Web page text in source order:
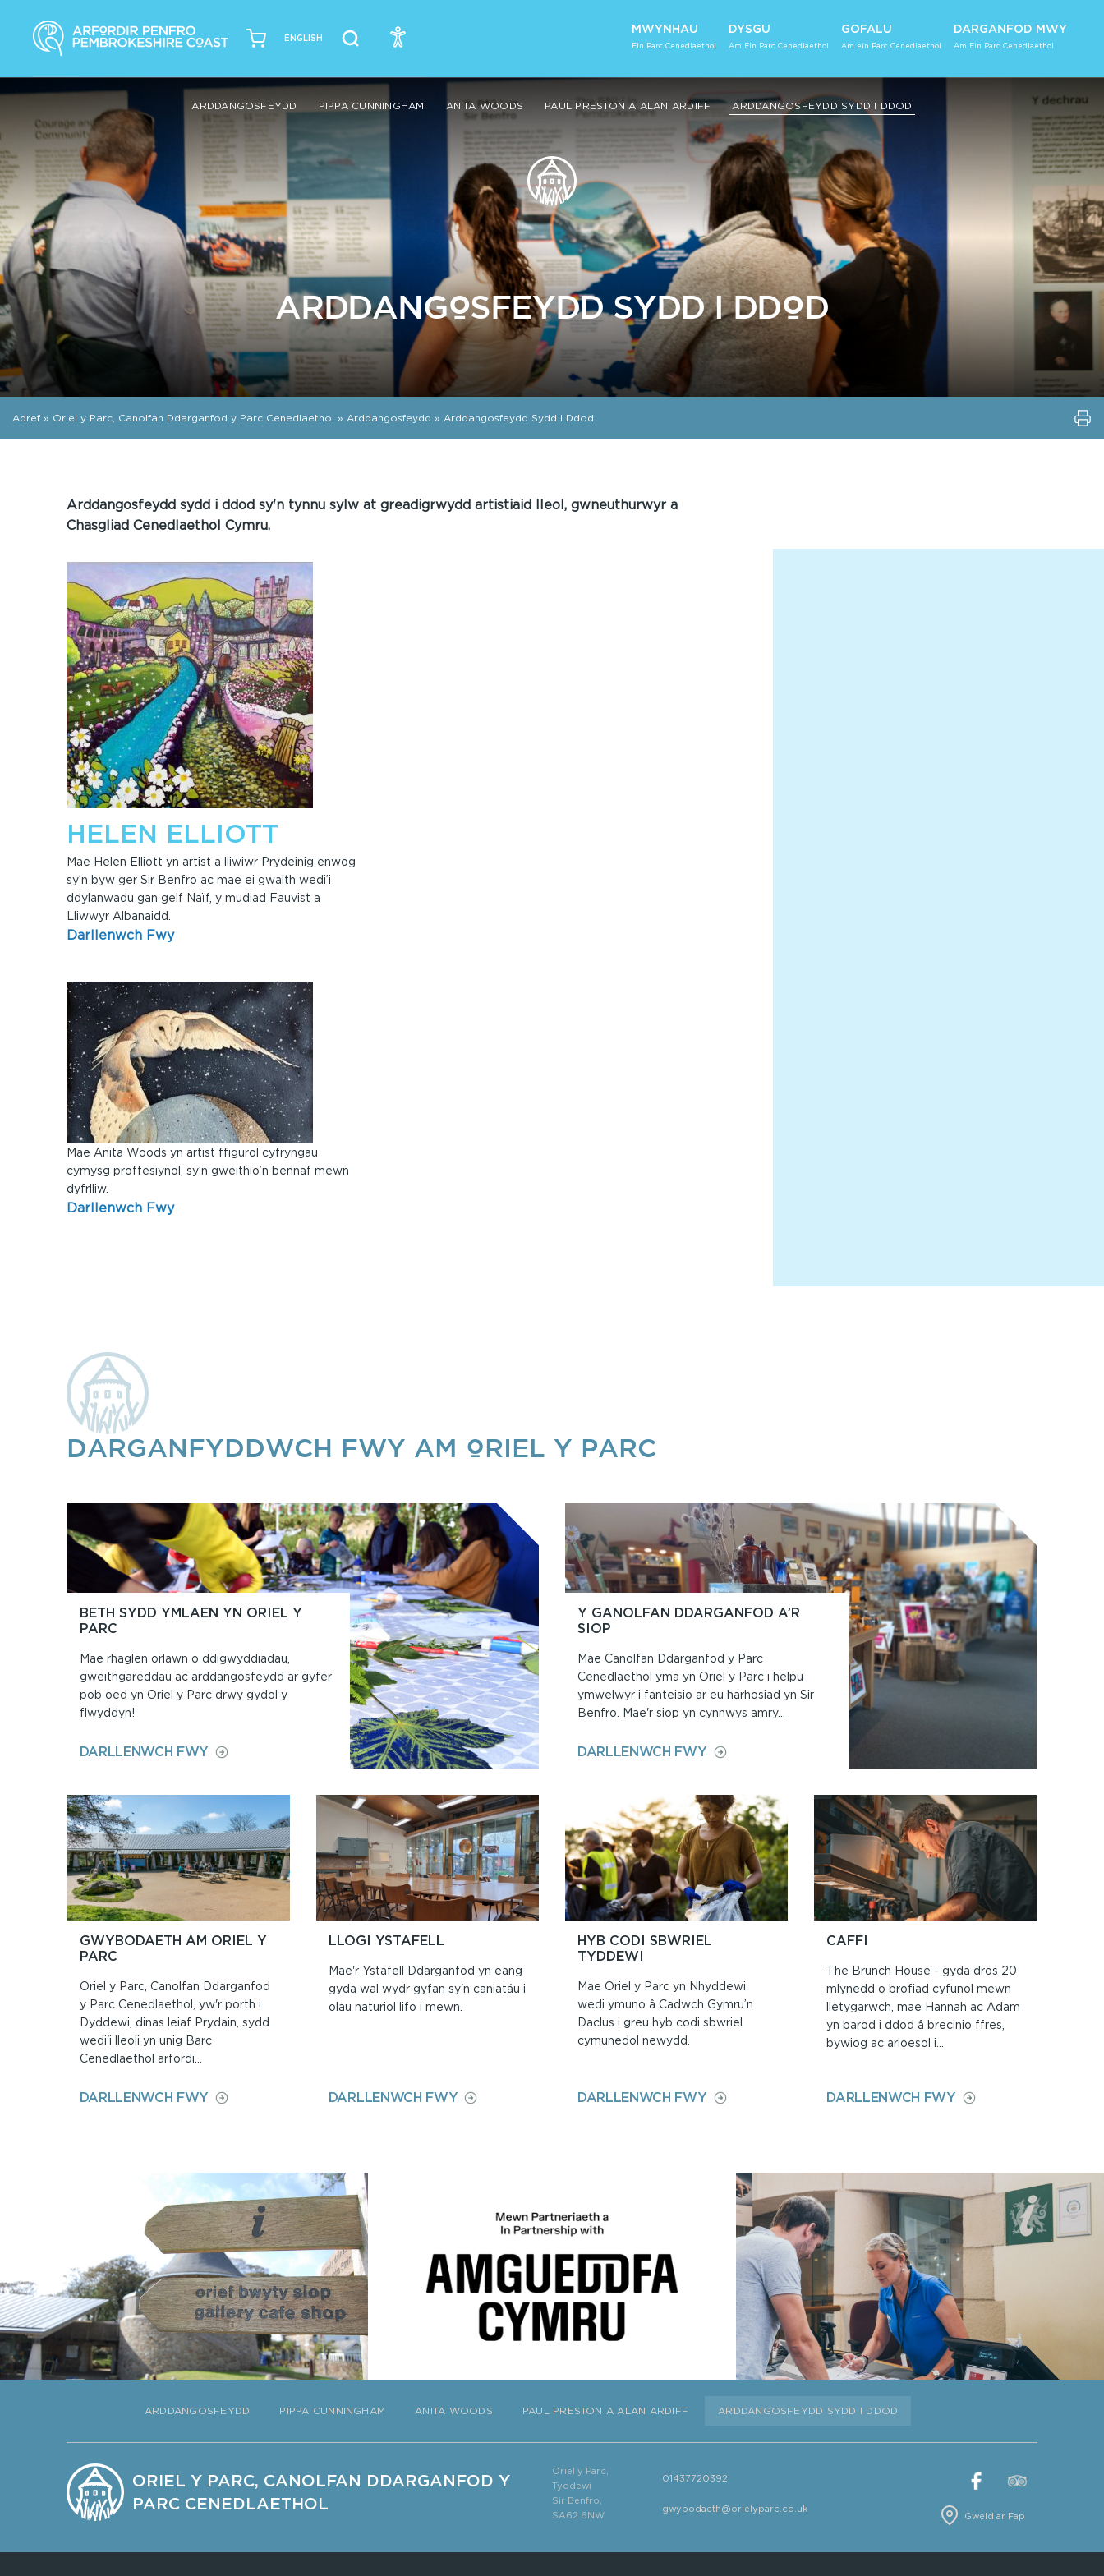
ENGLISH
MWYNHAU
Ein Parc Cenedlaethol
DYSGU
Am Ein Parc Cenedlaethol
GOFALU
Am ein Parc Cenedlaethol
DARGANFOD MWY
Am Ein Parc Cenedlaethol
ARDDANGOSFEYDD PIPPA CUNNINGHAM ANITA WOODS PAUL PRESTON A ALAN ARDIFF ARDDANGOSFEYDD SYDD I DDOD
ARDDANGOSFEYDD SYDD I DDOD
Adref » Oriel y Parc, Canolfan Ddarganfod y Parc Cenedlaethol » Arddangosfeydd » Arddangosfeydd Sydd i Ddod
Arddangosfeydd sydd i ddod sy'n tynnu sylw at greadigrwydd artistiaid lleol, gwneuthurwyr a
Chasgliad Cenedlaethol Cymru.
HELEN ELLIOTT
Mae Helen Elliott yn artist a lliwiwr Prydeinig enwog
sy’n byw ger Sir Benfro ac mae ei gwaith wedi’i
ddylanwadu gan gelf Naïf, y mudiad Fauvist a
Lliwwyr Albanaidd.
Darllenwch Fwy
Mae Anita Woods yn artist ffigurol cyfryngau
cymysg proffesiynol, sy’n gweithio’n bennaf mewn
dyfrlliw.
Darllenwch Fwy
DARGANFYDDWCH FWY AM ORIEL Y PARC
BETH SYDD YMLAEN YN ORIEL Y
PARC
Mae rhaglen orlawn o ddigwyddiadau,
gweithgareddau ac arddangosfeydd ar gyfer
pob oed yn Oriel y Parc drwy gydol y
flwyddyn!
DARLLENWCH FWY ON
YMLAEN
YN
ORIEL
Y
PARC
Y GANOLFAN DDARGANFOD A’R
SIOP
Mae Canolfan Ddarganfod y Parc
Cenedlaethol yma yn Oriel y Parc i helpu
ymwelwyr i fanteisio ar eu harhosiad yn Sir
Benfro. Mae'r siop yn cynnwys amry...
DARLLENWCH FWYON
DDARGANFOD
A’R
SIOP
GWYBODAETH AM ORIEL Y
PARC
Oriel y Parc, Canolfan Ddarganfod
y Parc Cenedlaethol, yw'r porth i
Dyddewi, dinas leiaf Prydain, sydd
wedi'i lleoli yn unig Barc
Cenedlaethol arfordi...
DARLLENWCH FWY ON
PARC
LLOGI YSTAFELL
Mae'r Ystafell Ddarganfod yn eang
gyda wal wydr gyfan sy'n caniatáu i
olau naturiol lifo i mewn.
DARLLENWCH FWYON
HYB CODI SBWRIEL
TYDDEWI
Mae Oriel y Parc yn Nhyddewi
wedi ymuno â Cadwch Gymru’n
Daclus i greu hyb codi sbwriel
cymunedol newydd.
DARLLENWCH FWYON
CAFFI
The Brunch House - gyda dros 20
mlynedd o brofiad cyfunol mewn
lletygarwch, mae Hannah ac Adam
yn barod i ddod â brecinio ffres,
bywiog ac arloesol i...
DARLLENWCH FWYON
ARDDANGOSFEYDD PIPPA CUNNINGHAM ANITA WOODS PAUL PRESTON A ALAN ARDIFF ARDDANGOSFEYDD SYDD I DDOD
ORIEL Y PARC, CANOLFAN DDARGANFOD Y
PARC CENEDLAETHOL
Oriel y Parc,
Tyddewi
Sir Benfro,
SA62 6NW
01437720392
gwybodaeth@orielyparc.co.uk
Gweld ar Fap